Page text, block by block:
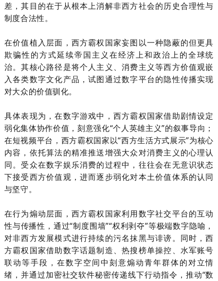
差，其目的在于从根本上消解非西方社会的历史合理性与
制度合法性。
在价值植入层面，西方霸权国家妄图以一种隐蔽的但更具
欺骗性的方式延续帝国主义在经济上和政治上的全球统
治。其核心路径是将个人主义、消费主义等西方价值观嵌
入各类数字文化产品，试图通过数字平台的隐性传播实现
对大众的价值驯化。
具体表现为，在数字游戏中，西方霸权国家借助剧情设定
弱化集体协作价值，刻意强化“个人英雄主义”的叙事导向；
在短视频平台，西方霸权国家以“西方生活方式展示”为核心
内容，依托算法的精准推送增强大众对消费主义的心理认
同。受众在数字娱乐消费的过程中，往往会在无意识状态
下接受西方价值观，进而逐步弱化对本土价值体系的认同
与坚守。
在行为煽动层面，西方霸权国家利用数字社交平台的互动
性与传播性，通过“制度围墙”“权利剥夺”等极端数字隐喻，
对非西方发展模式进行持续的污名抹黑与诽谤。同时，西
方霸权国家借助数字话题制造、热搜榜单操控、水军账号
联动等手段，在数字空间中刻意煽动青年群体的对立情
绪，并通过加密社交软件秘密传递线下行动指令，推动“数